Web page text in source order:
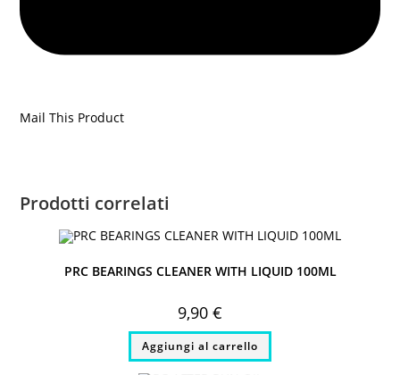
Mail This Product
Prodotti correlati
PRC BEARINGS CLEANER WITH LIQUID 100ML
9,90 €
Aggiungi al carrello